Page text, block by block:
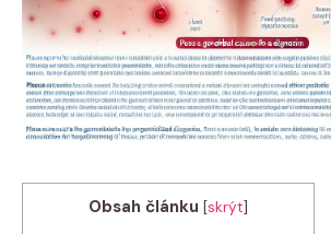
Obsah článku [skrýt]